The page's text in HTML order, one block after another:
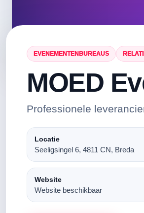
EVENEMENTENBUREAUS
MOED
Professionele
Locatie
Seeligsingel 6, 4811 CN, Breda
Website
Website beschikbaar